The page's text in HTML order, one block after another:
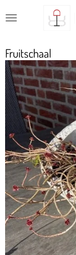
direct
de
hoofdinhoud
Fruitschaal